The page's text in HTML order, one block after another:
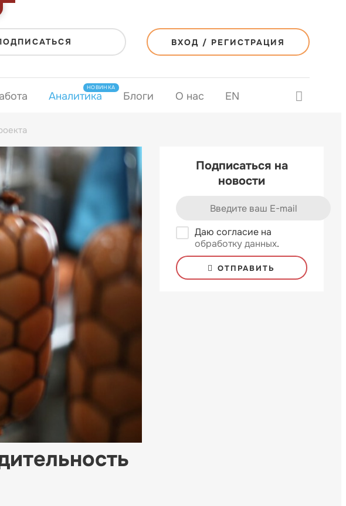
ВХОД / РЕГИСТРАЦИЯ
Аналитика
НОВИНКА
Блоги О нас EN
Подписаться на
новости
Даю согласие на
обработку данных.
ОТПРАВИТЬ